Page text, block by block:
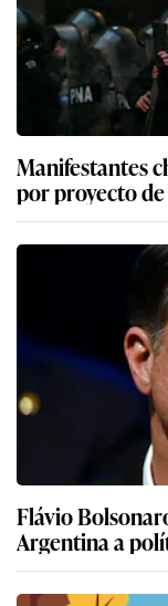
Manifestantes
por proyecto
Flávio
Argentina a